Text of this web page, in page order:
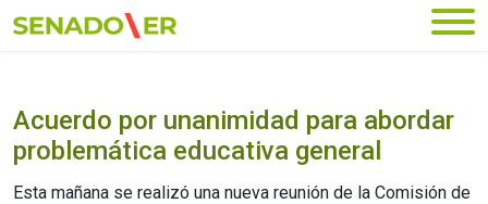
Ir al menú principal
Acuerdo por unanimidad para abordar
problemática educativa general
Esta mañana se realizó una nueva reunión de la Comisión de